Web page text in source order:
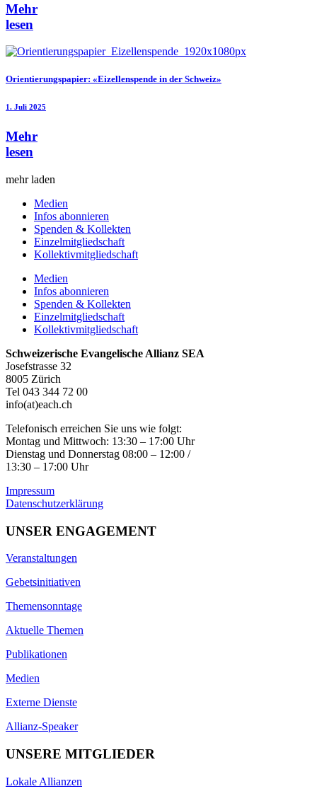
Mehr
lesen
Orientierungspapier: «Eizellenspende in der Schweiz»
1. Juli 2025
Mehr
lesen
mehr laden
Medien
Infos abonnieren
Spenden & Kollekten
Einzelmitgliedschaft
Kollektivmitgliedschaft
Medien
Infos abonnieren
Spenden & Kollekten
Einzelmitgliedschaft
Kollektivmitgliedschaft
Schweizerische Evangelische Allianz SEA
Josefstrasse 32
8005 Zürich
Tel 043 344 72 00
info(at)each.ch
Telefonisch erreichen Sie uns wie folgt:
Montag und Mittwoch: 13:30 – 17:00 Uhr
Dienstag und Donnerstag 08:00 – 12:00 /
13:30 – 17:00 Uhr
Impressum
Datenschutzerklärung
UNSER ENGAGEMENT
Veranstaltungen
Gebetsinitiativen
Themensonntage
Aktuelle Themen
Publikationen
Medien
Externe Dienste
Allianz-Speaker
UNSERE MITGLIEDER
Lokale Allianzen